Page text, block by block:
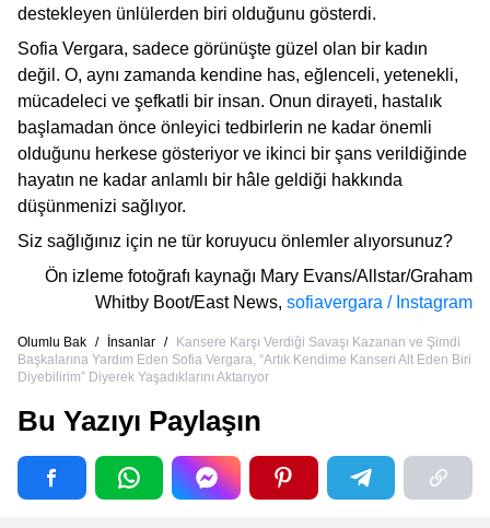
destekleyen ünlülerden biri olduğunu gösterdi.
Sofia Vergara, sadece görünüşte güzel olan bir kadın
değil. O, aynı zamanda kendine has, eğlenceli, yetenekli,
mücadeleci ve şefkatli bir insan. Onun dirayeti, hastalık
başlamadan önce önleyici tedbirlerin ne kadar önemli
olduğunu herkese gösteriyor ve ikinci bir şans verildiğinde
hayatın ne kadar anlamlı bir hâle geldiği hakkında
düşünmenizi sağlıyor.
Siz sağlığınız için ne tür koruyucu önlemler alıyorsunuz?
Ön izleme fotoğrafı kaynağı Mary Evans/Allstar/Graham
Whitby Boot/East News, sofiavergara / Instagram
Olumlu Bak / İnsanlar /
Kansere Karşı Verdiği Savaşı Kazanan ve Şimdi
Başkalarına Yardım Eden Sofia Vergara, “Artık Kendime Kanseri Alt Eden Biri
Diyebilirim” Diyerek Yaşadıklarını Aktarıyor
Bu Yazıyı Paylaşın